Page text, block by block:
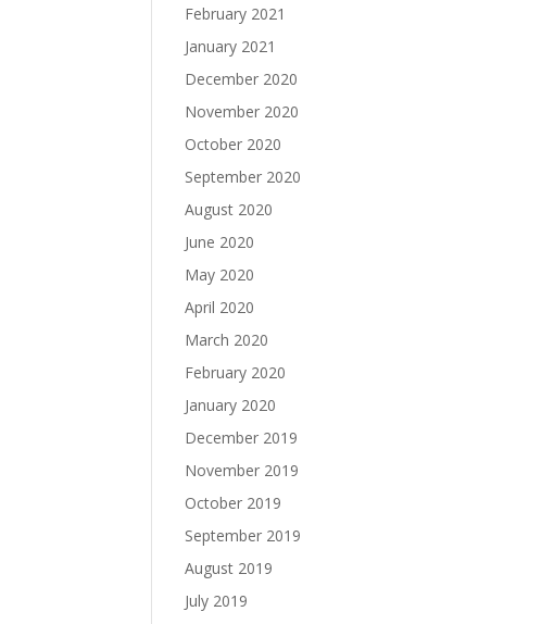
February 2021
January 2021
December 2020
November 2020
October 2020
September 2020
August 2020
June 2020
May 2020
April 2020
March 2020
February 2020
January 2020
December 2019
November 2019
October 2019
September 2019
August 2019
July 2019